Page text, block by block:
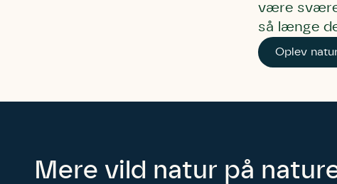
være svære
så længe
Oplev
Mere vild natur på